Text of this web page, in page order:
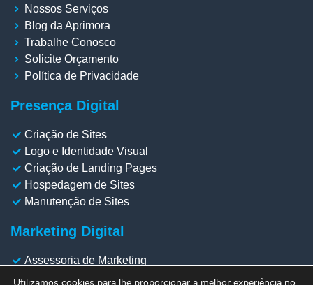
Nossos Serviços
Blog da Aprimora
Trabalhe Conosco
Solicite Orçamento
Política de Privacidade
Presença Digital
Criação de Sites
Logo e Identidade Visual
Criação de Landing Pages
Hospedagem de Sites
Manutenção de Sites
Marketing Digital
Assessoria de Marketing
Gestão de Redes Sociais